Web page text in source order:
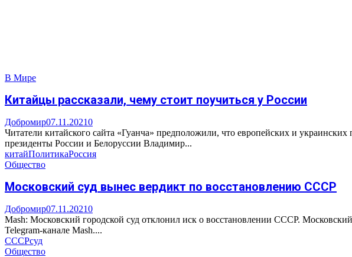
В Мире
Китайцы рассказали, чему стоит поучиться у России
Добромир07.11.20210
Читатели китайского сайта «Гуанча» предположили, что европейских и
президенты России и Белоруссии Владимир...
китайПолитикаРоссия
Общество
Московский суд вынес вердикт по восстановлению СССР
Добромир07.11.20210
Mash: Московский городской суд отклонил иск о восстановлении СССР.
Telegram-канале Mash....
СССРсуд
Общество